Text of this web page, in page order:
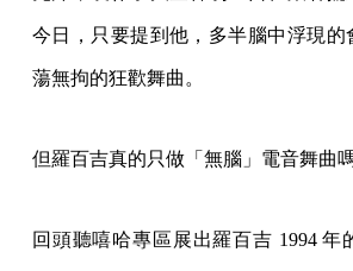
今日，只要提到他，多半腦中浮現的
蕩無拘的狂歡舞曲。
但羅百吉真的只做「無腦」電音舞曲
回頭聽嘻哈專區展出羅百吉 1994 年